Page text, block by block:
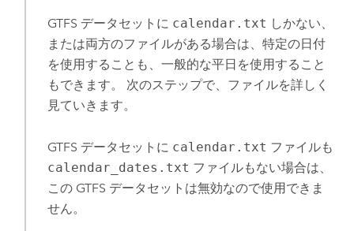
GTFS データセットに calendar.txt しかない、
または両方のファイルがある場合は、特定の日付
を使用することも、一般的な平日を使用すること
もできます。 次のステップで、ファイルを詳しく
見ていきます。
GTFS データセットに calendar.txt ファイルも
calendar_dates.txt ファイルもない場合は、
この GTFS データセットは無効なので使用できま
せん。